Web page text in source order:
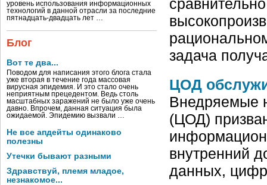
уровень использования информационных
технологий в данной отрасли за последние
пятнадцать-двадцать лет …
Блог
Вот те два...
Поводом для написания этого блога стала
уже вторая в течение года массовая
вирусная эпидемия. И это стало очень
неприятным прецедентом. Ведь столь
масштабных заражений не было уже очень
давно. Впрочем, данная ситуация была
ожидаемой. Эпидемию вызвали …
Не все апдейты одинаково
полезны
Утечки бывают разными
Здравствуй, племя младое,
незнакомое...
задача
ЦОД
Внедряемые
(ЦОД)
внутренний
данных,